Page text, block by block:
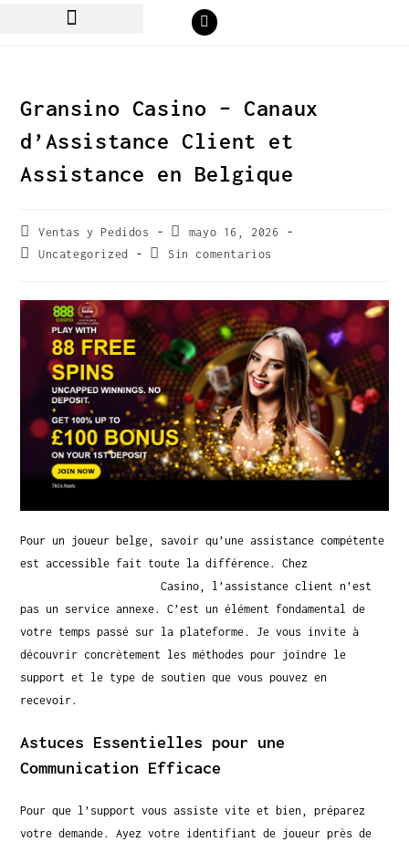
Gransino Casino – Canaux
d’Assistance Client et
Assistance en Belgique
Ventas y Pedidos
mayo 16, 2026
Uncategorized
Sin comentarios
Pour un joueur belge, savoir qu’une assistance compétente
est accessible fait toute la différence. Chez
Casino, l’assistance client n’est
pas un service annexe. C’est un élément fondamental de
votre temps passé sur la plateforme. Je vous invite à
découvrir concrètement les méthodes pour joindre le
support et le type de soutien que vous pouvez en
recevoir.
Astuces Essentielles pour une
Communication Efficace
Pour que l’support vous assiste vite et bien, préparez
votre demande. Ayez votre identifiant de joueur près de